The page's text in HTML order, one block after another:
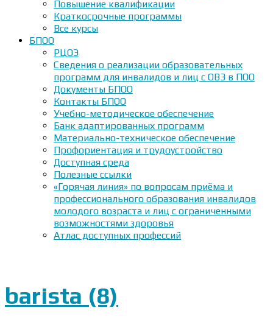
Повышение квалификации
Краткосрочные программы
Все курсы
БПОО
РЦОЭ
Сведения о реализации образовательных
программ для инвалидов и лиц с ОВЗ в ПОО
Документы БПОО
Контакты БПОО
Учебно-методическое обеспечение
Банк адаптированных программ
Материально-техническое обеспечение
Профориентация и трудоустройство
Доступная среда
Полезные ссылки
«Горячая линия» по вопросам приёма и
профессионального образования инвалидов
молодого возраста и лиц с ограниченными
возможностями здоровья
Атлас доступных профессий
barista (8)